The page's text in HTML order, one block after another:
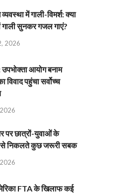
में गाली-विमर्श: क्या
सुनकर गजल गाएं?
2026
उपभोक्ता आयोग बनाम
विवाद पहुंचा सर्वोच्च
पर छात्रों-युवाओं के
निकलते कुछ जरूरी सबक
FTA के खिलाफ कई